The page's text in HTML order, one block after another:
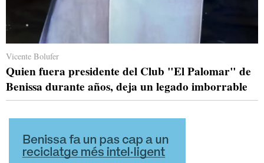
Vicente Bolufer
Quien fuera presidente del Club "El Palomar" de
Benissa durante años, deja un legado imborrable